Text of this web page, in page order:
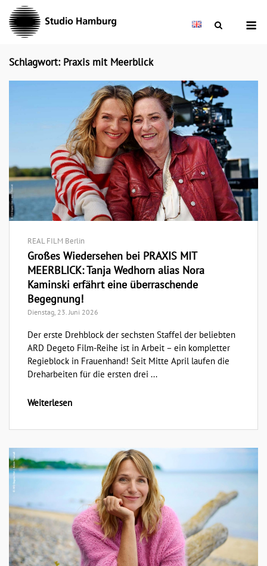
Skip
content
Schlagwort: Praxis mit Meerblick
REAL FILM Berlin
Großes Wiedersehen bei PRAXIS MIT
MEERBLICK: Tanja Wedhorn alias Nora
Kaminski erfährt eine überraschende
Begegnung!
Dienstag, 23. Juni 2026
Der erste Drehblock der sechsten Staffel der beliebten
ARD Degeto Film-Reihe ist in Arbeit – ein kompletter
Regieblock in Frauenhand! Seit Mitte April laufen die
Dreharbeiten für die ersten drei ...
Weiterlesen